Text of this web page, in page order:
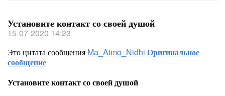
Установите контакт со своей душой
15-07-2020 14:23
Это цитата сообщения Ma_Atmo_Nidhi Оригинальное
сообщение
Установите контакт со своей душой